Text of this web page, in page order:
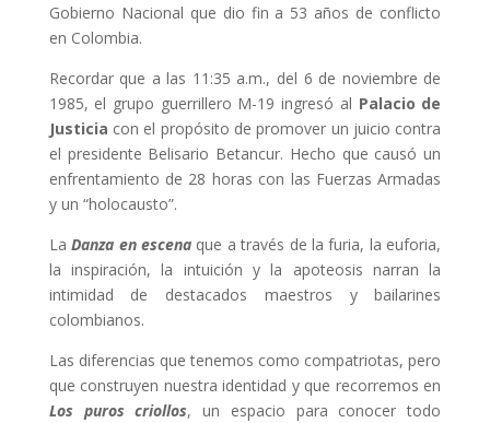
Gobierno Nacional que dio fin a 53 años de conflicto
en Colombia.
Recordar que a las 11:35 a.m., del 6 de noviembre de
1985, el grupo guerrillero M-19 ingresó al Palacio de
Justicia con el propósito de promover un juicio contra
el presidente Belisario Betancur. Hecho que causó un
enfrentamiento de 28 horas con las Fuerzas Armadas
y un “holocausto”.
LaDanza en escena que a través de la furia, la euforia,
la inspiración, la intuición y la apoteosis narran la
intimidad de destacados maestros y bailarines
colombianos.
Las diferencias que tenemos como compatriotas, pero
que construyen nuestra identidad y que recorremos en
Los puros criollos, un espacio para conocer todo